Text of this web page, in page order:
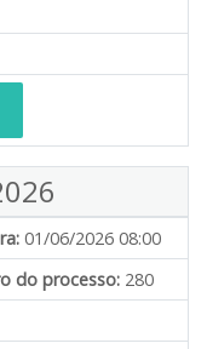
01/06/2026 08:00
do processo: 280